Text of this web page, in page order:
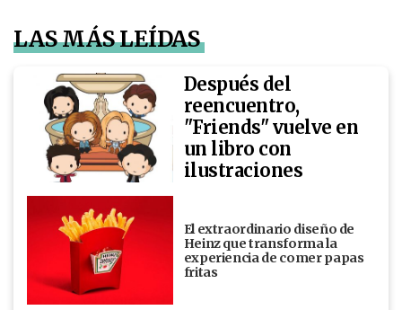
LAS MÁS LEÍDAS
Después del
reencuentro,
"Friends" vuelve en
un libro con
ilustraciones
El extraordinario diseño de
Heinz que transforma la
experiencia de comer papas
fritas